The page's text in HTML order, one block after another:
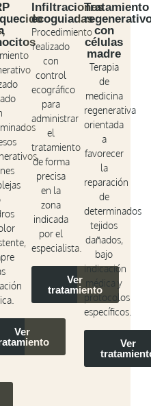
Ver
Infiltraciones
ecoguiadas
Procedimiento
realizado
con
control
ecográfico
para
administrar
el
tratamiento
de forma
precisa
en la
zona
indicada
por el
especialista.
Ver
tratamiento
Tratamiento
con
células
madre
Terapia
de
medicina
regenerativa
orientada
a
favorecer
la
reparación
de
determinados
tejidos
dañados,
bajo
indicación
médica y
protocolos
específicos.
Ver